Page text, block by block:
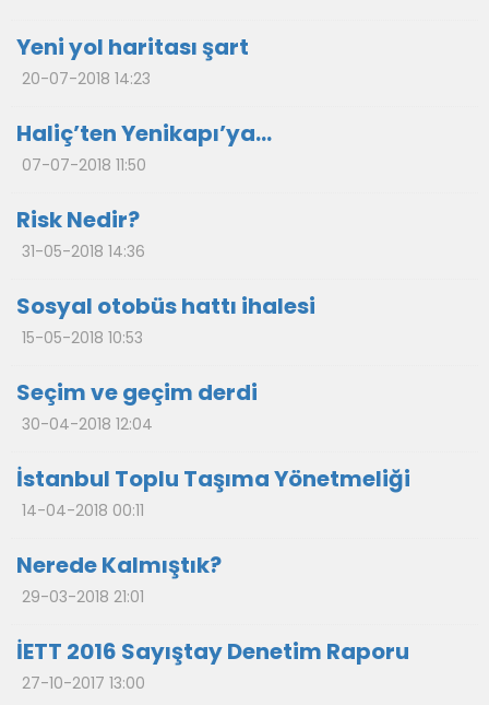
Yeni yol haritası şart
20-07-2018 14:23
Haliç’ten Yenikapı’ya…
07-07-2018 11:50
Risk Nedir?
31-05-2018 14:36
Sosyal otobüs hattı ihalesi
15-05-2018 10:53
Seçim ve geçim derdi
30-04-2018 12:04
İstanbul Toplu Taşıma Yönetmeliği
14-04-2018 00:11
Nerede Kalmıştık?
29-03-2018 21:01
İETT 2016 Sayıştay Denetim Raporu
27-10-2017 13:00